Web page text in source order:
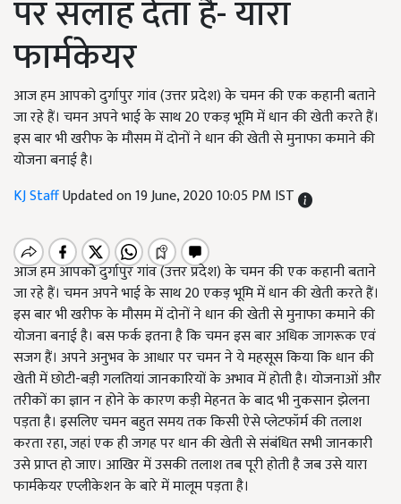
पर सलाह देता है- यारा
फार्मकेयर
आज हम आपको दुर्गापुर गांव (उत्तर प्रदेश) के चमन की एक कहानी बताने
जा रहे हैं। चमन अपने भाई के साथ 20 एकड़ भूमि में धान की खेती करते हैं।
इस बार भी खरीफ के मौसम में दोनों ने धान की खेती से मुनाफा कमाने की
योजना बनाई है।
KJ StaffUpdated on 19 June, 2020 10:05 PM IST
आज हम आपको दुर्गापुर गांव (उत्तर प्रदेश) के चमन की एक कहानी बताने
जा रहे हैं। चमन अपने भाई के साथ 20 एकड़ भूमि में धान की खेती करते हैं।
इस बार भी खरीफ के मौसम में दोनों ने धान की खेती से मुनाफा कमाने की
योजना बनाई है। बस फर्क इतना है कि चमन इस बार अधिक जागरूक एवं
सजग हैं। अपने अनुभव के आधार पर चमन ने ये महसूस किया कि धान की
खेती में छोटी-बड़ी गलतियां जानकारियों के अभाव में होती है। योजनाओं और
तरीकों का ज्ञान न होने के कारण कड़ी मेहनत के बाद भी नुकसान झेलना
पड़ता है। इसलिए चमन बहुत समय तक किसी ऐसे प्लेटफॉर्म की तलाश
करता रहा, जहां एक ही जगह पर धान की खेती से संबंधित सभी जानकारी
उसे प्राप्त हो जाए। आखिर में उसकी तलाश तब पूरी होती है जब उसे यारा
फार्मकेयर एप्लीकेशन के बारे में मालूम पड़ता है।